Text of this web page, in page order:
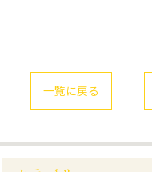
一覧に戻る